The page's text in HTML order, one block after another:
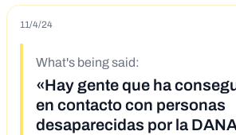
11/4/24
What's being said:
«Hay gente que ha
en contacto con personas
desaparecidas por la